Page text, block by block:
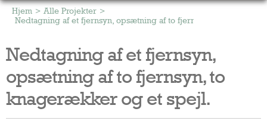
FÅ 3 TILBUD
ANNONCERING
BOLIG KØBERÅDGIVNING
TØMRER/SNEDKER
Montage Og Nybyg
Reparation Og Vedligehold
Hjem > Alle Projekter >
Nedtagning af et fjernsyn, opsætning af to fjernsyn, to
Nedtagning af et fjernsyn,
opsætning af to fjernsyn, to
knagerækker og et spejl.